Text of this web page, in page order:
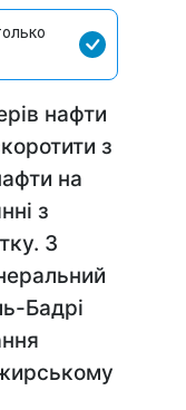
нафти
з
на
з
З
Бадрі